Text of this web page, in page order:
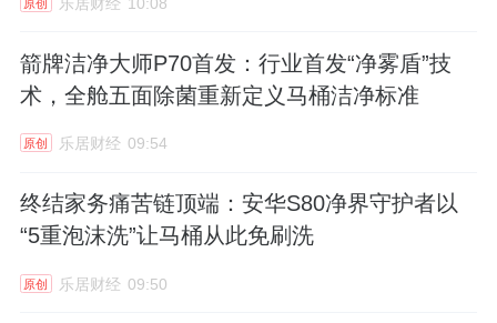
原创
箭牌洁净大师P70首发：行业首发“净雾盾”技
术，全舱五面除菌重新定义马桶洁净标准
原创 乐居财经 09:54
终结家务痛苦链顶端：安华S80净界守护者以
“5重泡沫洗”让马桶从此免刷洗
原创 乐居财经 09:50